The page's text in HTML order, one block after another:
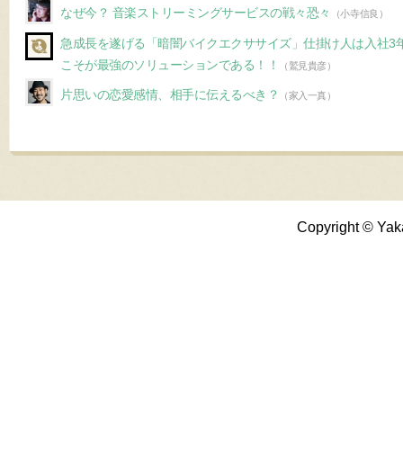
なぜ今？ 音楽ストリーミングサービスの戦々恐々 （小寺信良）
急成長を遂げる「暗闇バイクエクササイズ」仕掛け人は入社3
こそが最強のソリューションである！！
（鷲見貴彦）
片思いの恋愛感情、相手に伝えるべき？ （家入一真）
Copyright ©